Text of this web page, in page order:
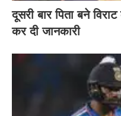
दूसरी बार‌ पिता बने
कर दी‌ जानकारी